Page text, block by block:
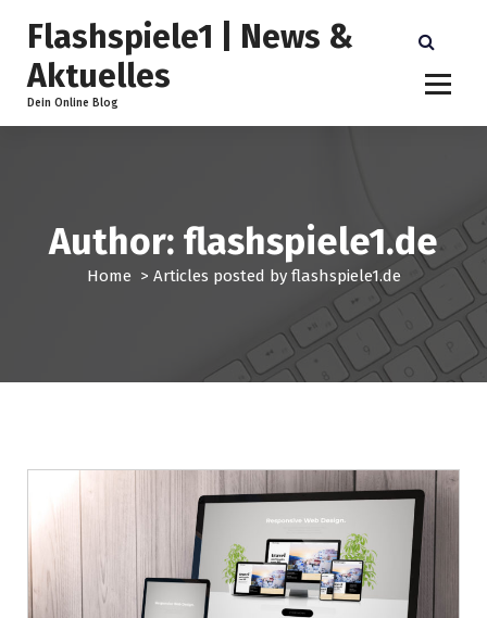
o
Flashspiele1 | News &
Aktuelles
Dein Online Blog
Author: flashspiele1.de
Home > Articles posted by flashspiele1.de